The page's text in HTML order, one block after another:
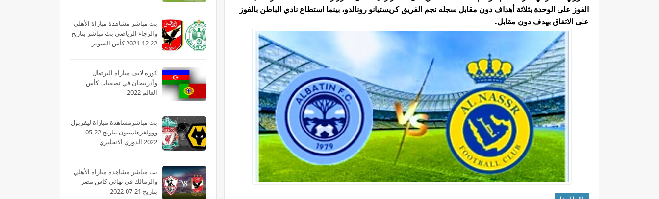
الفوز على الوحدة بثلاثة أهداف دون مقابل سجله نجم الفريق كريستيانو رونالدو، بينما استطاع نادي الباطن بالفوز
على الاتفاق بهدف دون مقابل.
بث مباشر مشاهدة مباراة الأهلي
والرجاء الرياضي بث مباشر بتاريخ
22-12-2021 كأس السوبر
كورة لايف مباراة البرتغال
وأذربيجان في تصفيات كأس
العالم 2022
بث مباشرمشاهدة مباراة ليفربول
ووولفرهامبتون بتاريخ 22-05-
2022 الدوري الانجليزي
بث مباشر مشاهدة مباراة الأهلي
والزمالك في نهائي كاس مصر
بتاريخ 21-07-2022